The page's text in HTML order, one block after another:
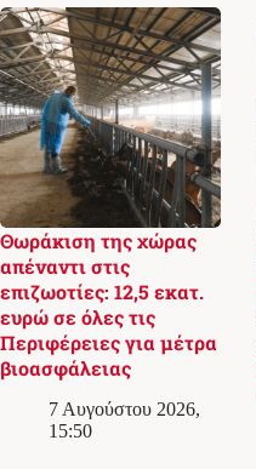
Θωράκιση της χώρας
απέναντι στις
επιζωοτίες: 12,5 εκατ.
ευρώ σε όλες τις
Περιφέρειες για μέτρα
βιοασφάλειας
7 Αυγούστου 2026,
15:50